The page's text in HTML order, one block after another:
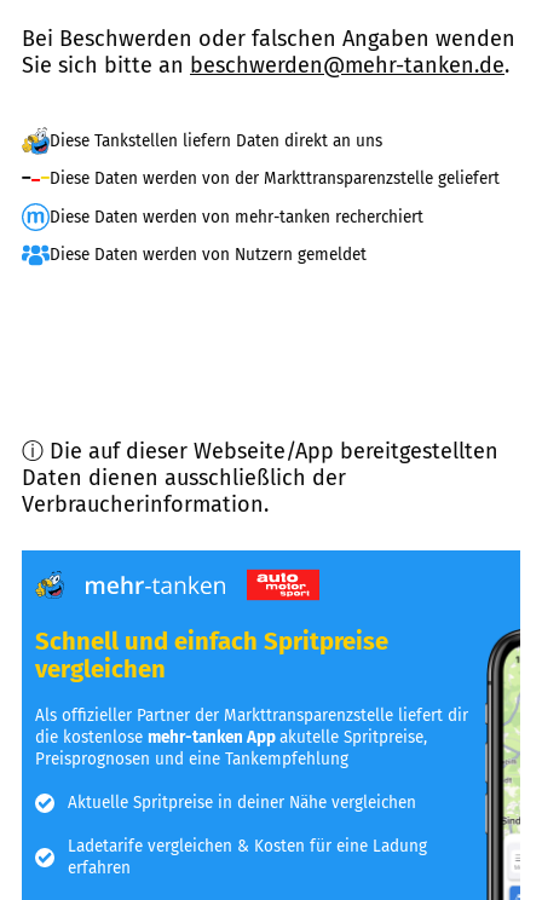
Bei Beschwerden oder falschen Angaben wenden
Sie sich bitte an beschwerden@mehr-tanken.de.
Diese Tankstellen liefern Daten direkt an uns
Diese Daten werden von der Markttransparenzstelle geliefert
Diese Daten werden von mehr-tanken recherchiert
Diese Daten werden von Nutzern gemeldet
ⓘ Die auf dieser Webseite/App bereitgestellten
Daten dienen ausschließlich der
Verbraucherinformation.
Schnell und einfach Spritpreise
vergleichen
Als offizieller Partner der Markttransparenzstelle liefert dir
die kostenlosemehr-tanken Appakutelle Spritpreise,
Preisprognosen und eine Tankempfehlung
Aktuelle Spritpreise in deiner Nähe vergleichen
Ladetarife vergleichen & Kosten für eine Ladung
erfahren